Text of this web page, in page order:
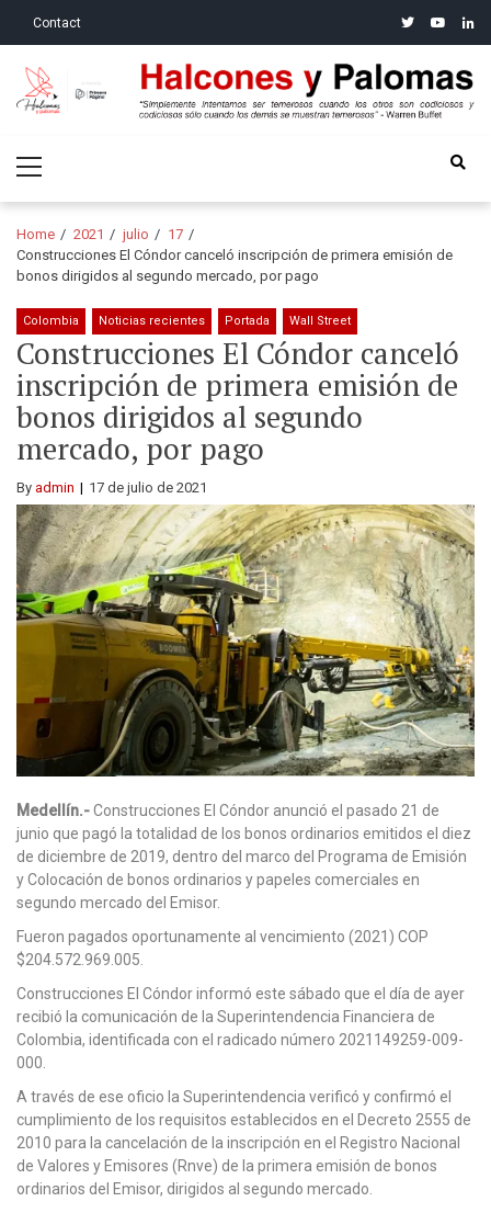
Contact twitteryoutube
Halcones y Palomas
Menu
Home 2021 julio
17
Construcciones El Cóndor canceló inscripción de primera emisión de
bonos dirigidos al segundo mercado, por pago
Colombia Noticias recientes Portada Wall Street
Construcciones El Cóndor canceló
inscripción de primera emisión de
bonos dirigidos al segundo
mercado, por pago
By admin 17 de julio de 2021
Medellín.-Construcciones El Cóndor anunció el pasado 21 de
junio que pagó la totalidad de los bonos ordinarios emitidos el diez
de diciembre de 2019, dentro del marco del Programa de Emisión
y Colocación de bonos ordinarios y papeles comerciales en
segundo mercado del Emisor.
Fueron pagados oportunamente al vencimiento (2021) COP
$204.572.969.005.
Construcciones El Cóndor informó este sábado que el día de ayer
recibió la comunicación de la Superintendencia Financiera de
Colombia, identificada con el radicado número 2021149259-009-
000.
A través de ese oficio la Superintendencia verificó y confirmó el
cumplimiento de los requisitos establecidos en el Decreto 2555 de
2010 para la cancelación de la inscripción en el Registro Nacional
de Valores y Emisores (Rnve) de la primera emisión de bonos
ordinarios del Emisor, dirigidos al segundo mercado.